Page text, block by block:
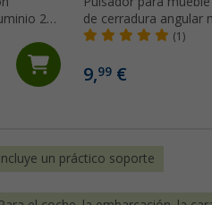
2
50 x
de cerradura angular
EVOLUTION Push Lock
(1)
9,99 €
Incluye un práctico soporte